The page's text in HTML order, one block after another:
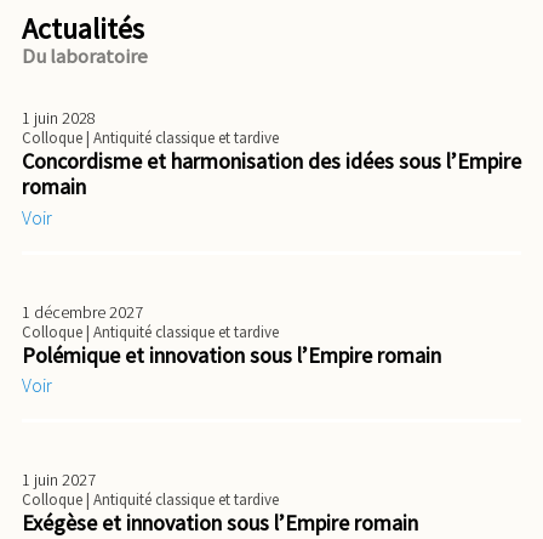
Actualités
Du laboratoire
1 juin 2028
Colloque| Antiquité classique et tardive
Concordisme et harmonisation des idées sous l’Empire
romain
Voir
1 décembre 2027
Colloque| Antiquité classique et tardive
Polémique et innovation sous l’Empire romain
Voir
1 juin 2027
Colloque| Antiquité classique et tardive
Exégèse et innovation sous l’Empire romain